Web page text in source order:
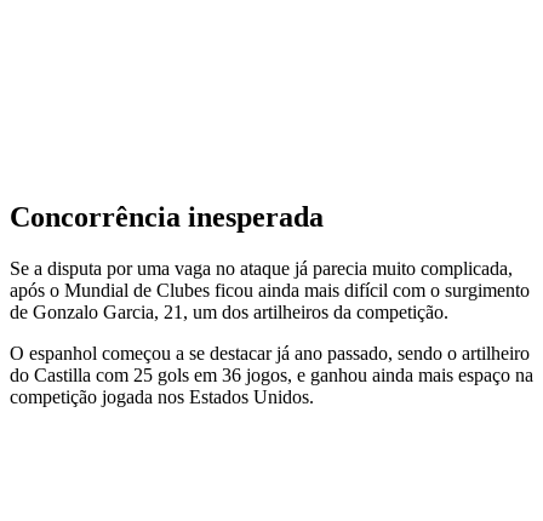
Concorrência inesperada
Se a disputa por uma vaga no ataque já parecia muito complicada,
após o Mundial de Clubes ficou ainda mais difícil com o surgimento
de Gonzalo Garcia, 21, um dos artilheiros da competição.
O espanhol começou a se destacar já ano passado, sendo o artilheiro
do Castilla com 25 gols em 36 jogos, e ganhou ainda mais espaço na
competição jogada nos Estados Unidos.